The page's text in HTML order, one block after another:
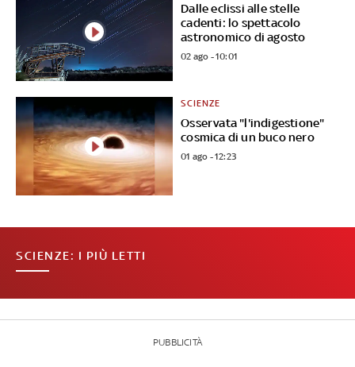
Dalle eclissi alle stelle
cadenti: lo spettacolo
astronomico di agosto
02 ago - 10:01
Osservata "l'indigestione"
cosmica di un buco nero
SCIENZE
01 ago - 12:23
SCIENZE: I PIÙ LETTI
PUBBLICITÀ